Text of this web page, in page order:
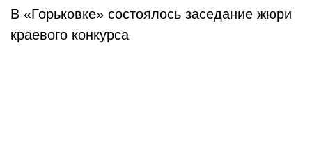
В «Горьковке» состоялось заседание жюри
краевого конкурса